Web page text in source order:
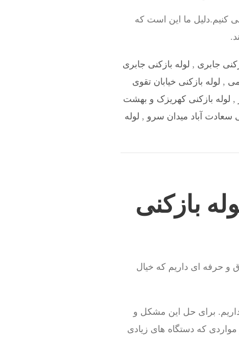
کنیم.دلیل ما این است که
جابری , لوله بازکنی جابری
, لوله بازکنی خیابان تقوی
, لوله بازکنی کهریزک و بهشت
سعادت آباد میدان سرو , لوله
بازکنی
و حرفه ای داریم که خیال
برای حل این مشکل و
که دستگاه های زیادی